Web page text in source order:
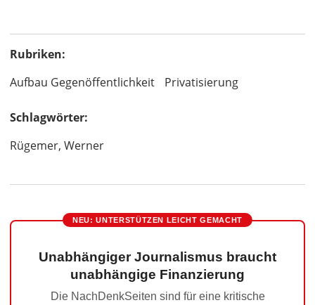
Rubriken:
Aufbau Gegenöffentlichkeit
Privatisierung
Schlagwörter:
Rügemer, Werner
NEU: UNTERSTÜTZEN LEICHT GEMACHT
Unabhängiger Journalismus braucht
unabhängige Finanzierung
Die NachDenkSeiten sind für eine kritische